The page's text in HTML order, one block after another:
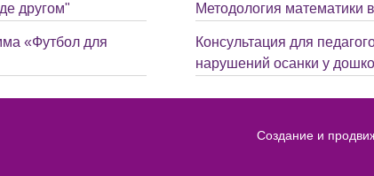
другом"
«Футбол для
Методология математики
Консультация для
нарушений осанки у
Создание и